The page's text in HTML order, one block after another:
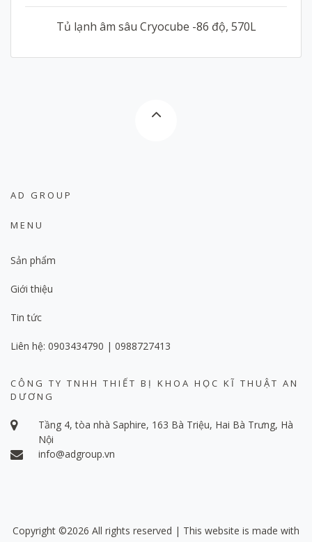
Tủ lạnh âm sâu Cryocube -86 độ, 570L
AD GROUP
MENU
Sản phẩm
Giới thiệu
Tin tức
Liên hệ: 0903434790 | 0988727413
CÔNG TY TNHH THIẾT BỊ KHOA HỌC KĨ THUẬT AN
DƯƠNG
Tầng 4, tòa nhà Saphire, 163 Bà Triệu, Hai Bà Trưng, Hà
Nội
info@adgroup.vn
Copyright ©2026 All rights reserved | This website is made with